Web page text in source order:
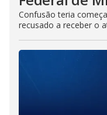
Confusão teria
recusado a receber o